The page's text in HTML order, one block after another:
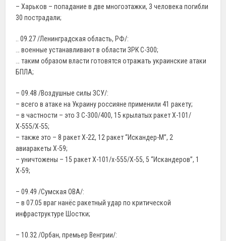
– Харьков – попадание в две многоэтажки, 3 человека погибли
30 пострадали;
.. 09.27 /Ленинградская область, РФ/:
… военные устанавливают в области ЗРК С-300;
… таким образом власти готовятся отражать украинские атаки
БПЛА;
– 09.48 /Воздушные силы ЗСУ/:
– всего в атаке на Украину россияне применили 41 ракету;
– в частности – это 3 С-300/400, 15 крылатых ракет Х-101/
Х-555/Х-55;
– также это – 8 ракет Х-22, 12 ракет “Искандер-М”, 2
авиаракеты Х-59;
– уничтожены – 15 ракет Х-101/х-555/Х-55, 5 “Искандеров”, 1
Х-59;
– 09.49 /Сумская ОВА/:
– в 07.05 враг нанёс ракетный удар по критической
инфраструктуре Шостки;
– 10.32 /Орбан, премьер Венгрии/: